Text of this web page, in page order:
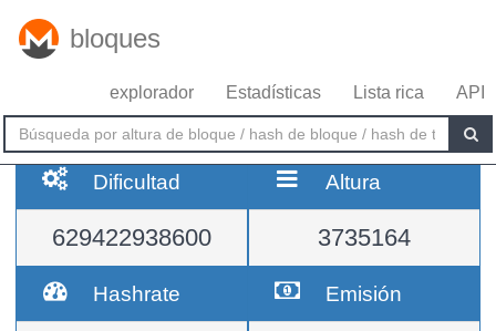
bloques
explorador Estadísticas Lista rica API
Dificultad
629422938600
Altura
3735164
Hashrate Emisión